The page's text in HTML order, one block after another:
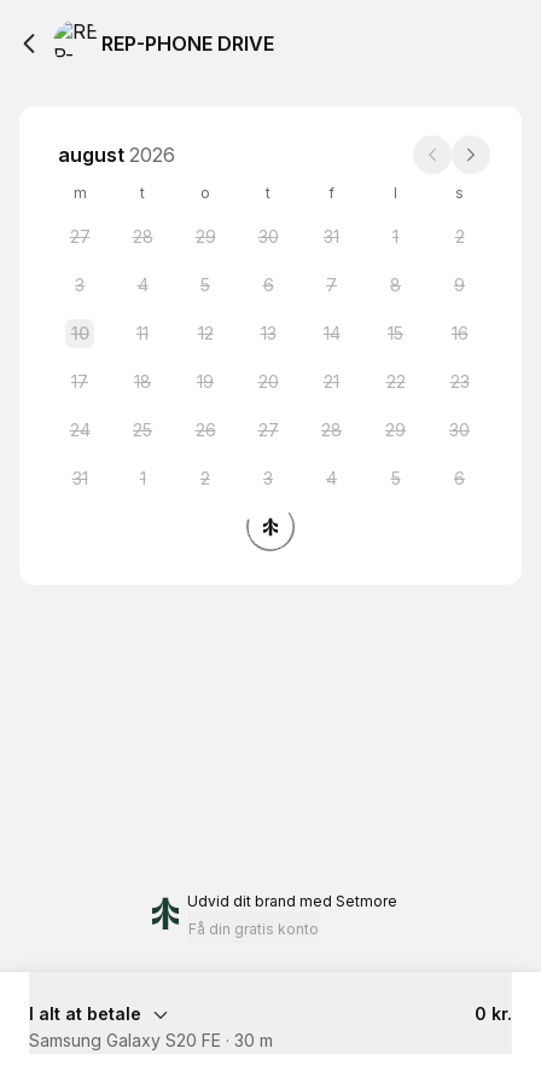
REP-PHONE DRIVE
august 2026
m t o t f l s
27 28 29 30 31 1 2
3 4 5 6 7 8 9
10 11 12 13 14 15 16
17 18 19 20 21 22 23
24 25 26 27 28 29 30
31 1 2 3 4 5 6
Udvid dit brand med Setmore
Få din gratis konto
I alt at betale
0 kr.
Samsung Galaxy S20 FE · 30 m